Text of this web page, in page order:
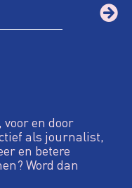
voor en door
als journalist,
en betere
Word dan